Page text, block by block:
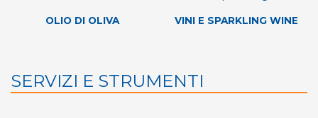
OLIO DI OLIVA VINI E SPARKLING WINE
SERVIZI E STRUMENTI